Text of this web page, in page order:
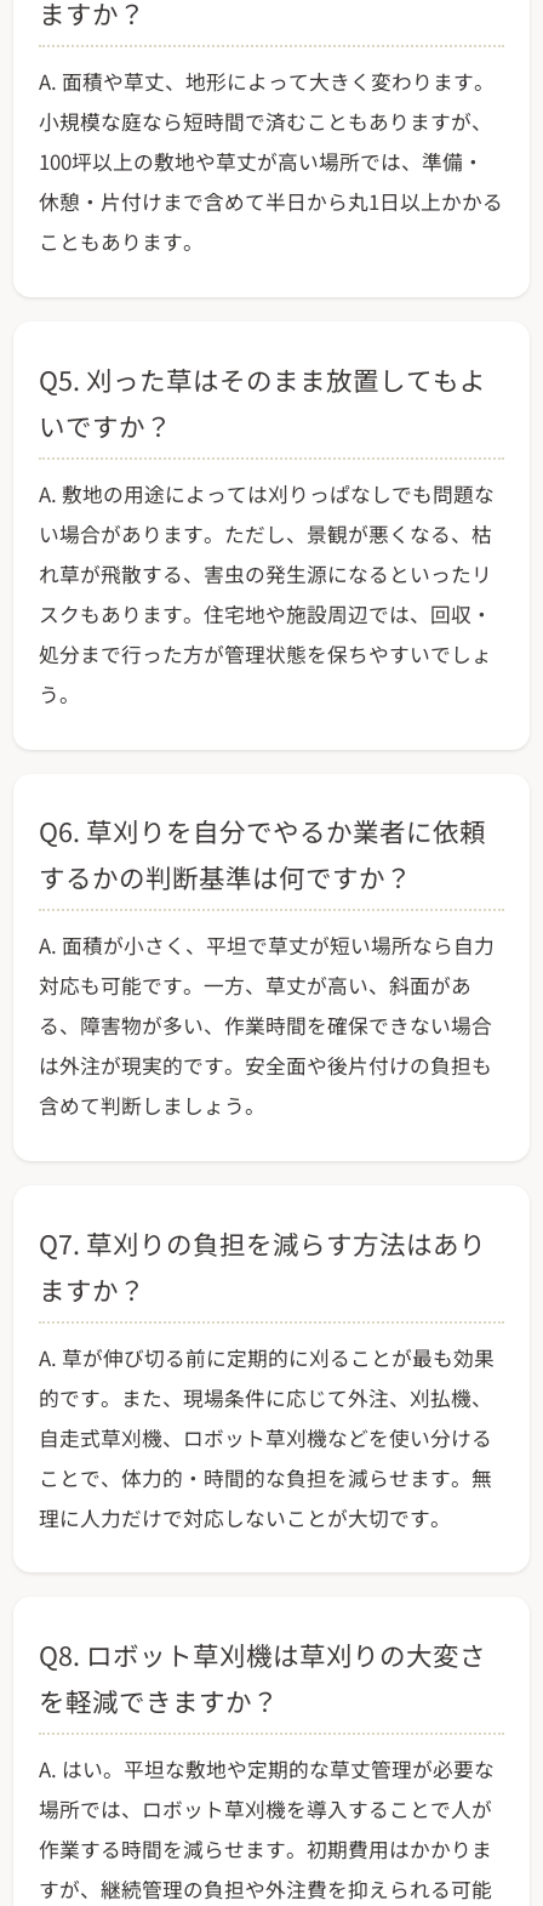
ますか？
A. 面積や草丈、地形によって大きく変わります。
小規模な庭なら短時間で済むこともありますが、
100坪以上の敷地や草丈が高い場所では、準備・
休憩・片付けまで含めて半日から丸1日以上かかる
こともあります。
Q5. 刈った草はそのまま放置してもよ
いですか？
A. 敷地の用途によっては刈りっぱなしでも問題な
い場合があります。ただし、景観が悪くなる、枯
れ草が飛散する、害虫の発生源になるといったリ
スクもあります。住宅地や施設周辺では、回収・
処分まで行った方が管理状態を保ちやすいでしょ
う。
Q6. 草刈りを自分でやるか業者に依頼
するかの判断基準は何ですか？
A. 面積が小さく、平坦で草丈が短い場所なら自力
対応も可能です。一方、草丈が高い、斜面があ
る、障害物が多い、作業時間を確保できない場合
は外注が現実的です。安全面や後片付けの負担も
含めて判断しましょう。
Q7. 草刈りの負担を減らす方法はあり
ますか？
A. 草が伸び切る前に定期的に刈ることが最も効果
的です。また、現場条件に応じて外注、刈払機、
自走式草刈機、ロボット草刈機などを使い分ける
ことで、体力的・時間的な負担を減らせます。無
理に人力だけで対応しないことが大切です。
Q8. ロボット草刈機は草刈りの大変さ
を軽減できますか？
A. はい。平坦な敷地や定期的な草丈管理が必要な
場所では、ロボット草刈機を導入することで人が
作業する時間を減らせます。初期費用はかかりま
すが、継続管理の負担や外注費を抑えられる可能